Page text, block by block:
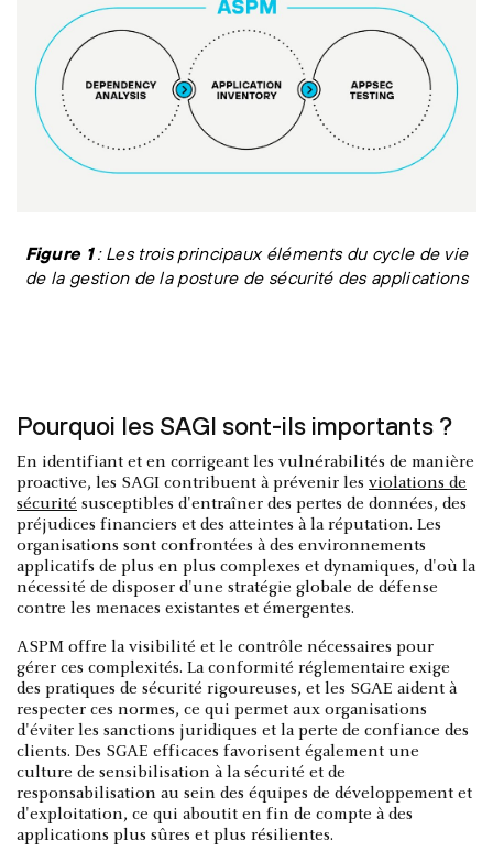
Figure 1: Les trois principaux éléments du cycle de vie
de la gestion de la posture de sécurité des applications
Pourquoi les SAGI sont-ils importants ?
En identifiant et en corrigeant les vulnérabilités de manière
proactive, les SAGI contribuent à prévenir les violations de
sécurité susceptibles d'entraîner des pertes de données, des
préjudices financiers et des atteintes à la réputation. Les
organisations sont confrontées à des environnements
applicatifs de plus en plus complexes et dynamiques, d'où la
nécessité de disposer d'une stratégie globale de défense
contre les menaces existantes et émergentes.
ASPM offre la visibilité et le contrôle nécessaires pour
gérer ces complexités. La conformité réglementaire exige
des pratiques de sécurité rigoureuses, et les SGAE aident à
respecter ces normes, ce qui permet aux organisations
d'éviter les sanctions juridiques et la perte de confiance des
clients. Des SGAE efficaces favorisent également une
culture de sensibilisation à la sécurité et de
responsabilisation au sein des équipes de développement et
d'exploitation, ce qui aboutit en fin de compte à des
applications plus sûres et plus résilientes.